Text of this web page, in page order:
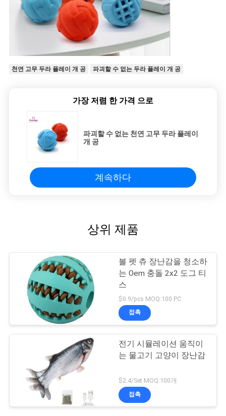
천연 고무 두라 플레이 개 공 파괴할 수 없는 두라 플레이 개 공
가장 저렴 한 가격 으로
파괴할 수 없는 천연 고무 두라 플레이
개 공
계속하다
상위 제품
볼 펫 츄 장난감을 청소하
는 Oem 충돌 2x2 도그 티
스
$0.9/pcs MOQ:100 PC
접촉
전기 시뮬레이션 움직이
는 물고기 고양이 장난감
$2.4/Set MOQ:100개
접촉